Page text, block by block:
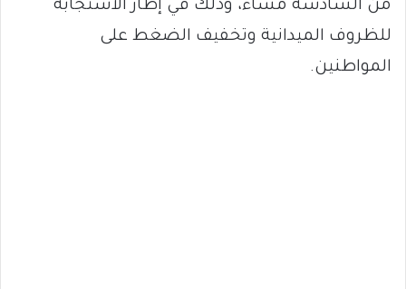
من السادسة مساءً، وذلك في إطار الاستجابة
للظروف الميدانية وتخفيف الضغط على
المواطنين.